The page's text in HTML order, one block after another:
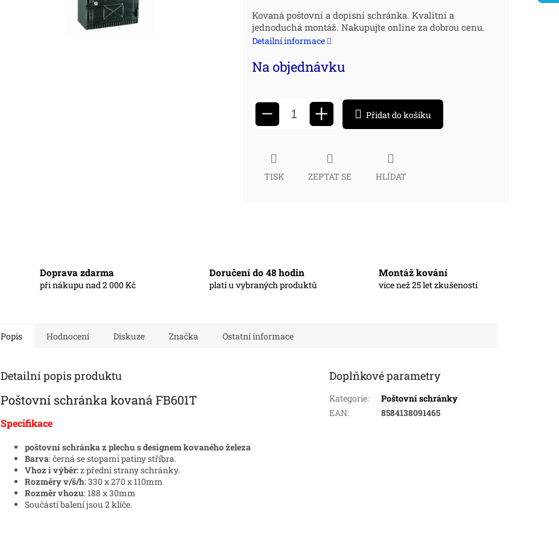
Měrná
cena:
Kovaná poštovní a dopisní schránka. Kvalitní a
jednoduchá montáž. Nakupujte online za dobrou cenu.
Detailní informace
Na objednávku
− + Přidat do košíku
TISK ZEPTAT SE HLÍDAT
Doprava zdarma
při nákupu nad 2 000 Kč
Doručení do 48 hodin
platí u vybraných produktů
Montáž kování
více než 25 let zkušeností
Popis Hodnocení Diskuze Značka Ostatní informace
Detailní popis produktu
Poštovní schránka kovaná FB601T
Specifikace
poštovní schránka z plechu s designem kovaného železa
Barva: černá se stopami patiny stříbra.
Vhoz i výběr:z přední strany schránky.
Rozměry v/š/h: 330 x 270 x 110mm
Rozměr vhozu: 188 x 30mm
Součástí balení jsou 2 klíče.
Doplňkové parametry
Kategorie:
Poštovní schránky
EAN: 8584138091465